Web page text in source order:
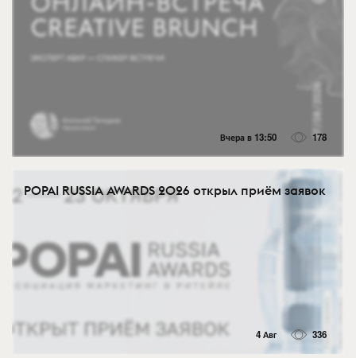
Вчера в 13:50 178
POPAI RUSSIA AWARDS 2026 открыл приём заявок
4 Авг 336